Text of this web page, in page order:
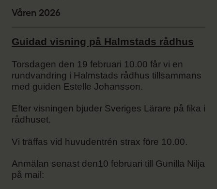
Våren 2026
Guidad visning på Halmstads rådhus
Torsdagen den 19 februari 10.00 får vi en
rundvandring i Halmstads rådhus tillsammans
med guiden Estelle Johansson.
Efter visningen bjuder Sveriges Lärare på fika i
rådhuset.
Vi träffas vid huvudentrén strax före 10.00.
Anmälan senast den10 februari till Gunilla Nilja
på mail: